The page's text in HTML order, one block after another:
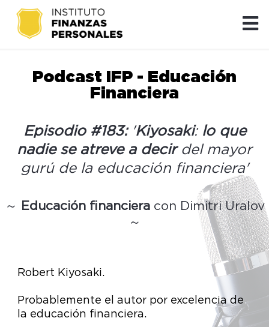
Podcast IFP - Educación
Financiera
Episodio #183:'Kiyosaki: lo que
nadie se atreve a decirdel mayor
gurú de la educación financiera'
～ Educación financiera con Dimitri Uralov
～
Robert Kiyosaki.
Probablemente el autor por excelencia de
la educación financiera.